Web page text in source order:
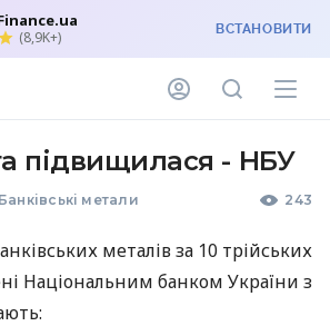
(8,9K+) ВСТАНОВИТИ
підвищилася - НБУ
Банківські метали 243
металів за 10 трiйських
Національним банком України з